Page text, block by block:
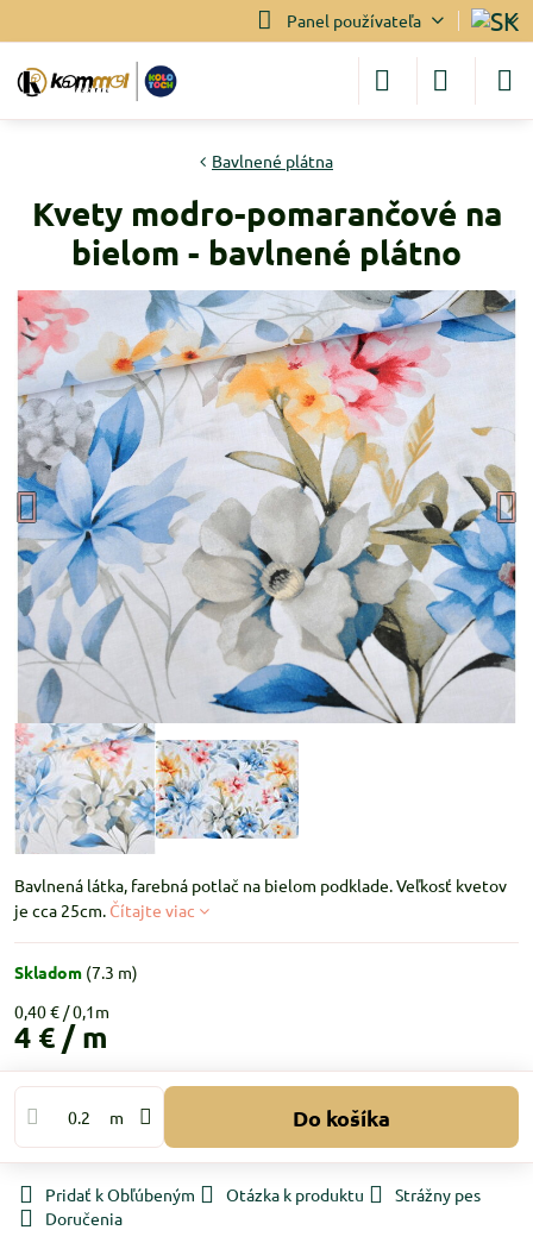
Panel používateľa
Bavlnené plátna
Kvety modro-pomarančové na
bielom - bavlnené plátno
Bavlnená látka, farebná potlač na bielom podklade. Veľkosť kvetov
je cca 25cm. Čítajte viac
Skladom (7.3 m)
0,40 €
4 € / m
m Do košíka
Pridať k Obľúbeným Otázka k produktu
Strážny pes
Doručenia